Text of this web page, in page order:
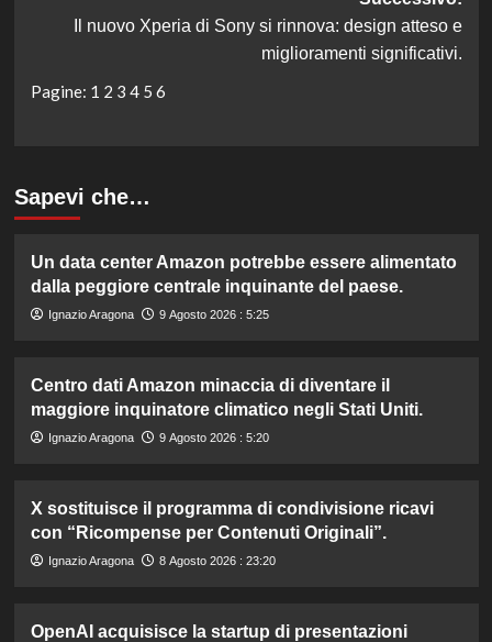
Il nuovo Xperia di Sony si rinnova: design atteso e
miglioramenti significativi.
Pagine: 1 2 3 4 5 6
Sapevi che…
Un data center Amazon potrebbe essere alimentato
dalla peggiore centrale inquinante del paese.
Ignazio Aragona 9 Agosto 2026 : 5:25
Centro dati Amazon minaccia di diventare il
maggiore inquinatore climatico negli Stati Uniti.
Ignazio Aragona 9 Agosto 2026 : 5:20
X sostituisce il programma di condivisione ricavi
con “Ricompense per Contenuti Originali”.
Ignazio Aragona 8 Agosto 2026 : 23:20
OpenAI acquisisce la startup di presentazioni